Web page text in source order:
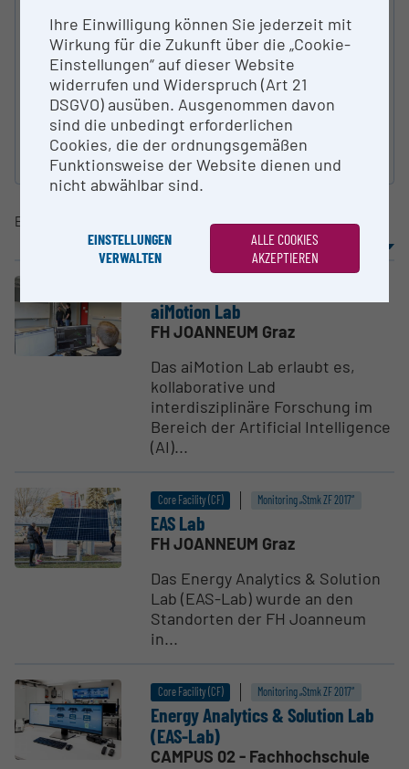
ART DER FORSCHUNGS­INFRASTRUKTUR
KATEGORIE NACH ÖFOS 2012
Suche zurücksetzen
Eintrag
Ergebnisse / Seite
aiMotion Lab
FH JOANNEUM Graz
Das aiMotion Lab erlaubt es,
kollaborative und
interdisziplinäre Forschung im
Bereich der Artificial Intelligence
(AI)...
Core Facility (CF) Monitoring „Stmk ZF 2017“
EAS Lab
FH JOANNEUM Graz
Das Energy Analytics & Solution
Lab (EAS-Lab) wurde an den
Standorten der FH Joanneum
in...
Core Facility (CF) Monitoring „Stmk ZF 2017“
Energy Analytics & Solution Lab
(EAS-Lab)
CAMPUS 02 - Fachhochschule
Ihre Einwilligung können Sie jederzeit mit
Wirkung für die Zukunft über die „Cookie-
Einstellungen“ auf dieser Website
widerrufen und Widerspruch (Art 21
DSGVO) ausüben. Ausgenommen davon
sind die unbedingt erforderlichen
Cookies, die der ordnungsgemäßen
Funktionsweise der Website dienen und
nicht abwählbar sind.
EINSTELLUNGEN
VERWALTEN
ALLE COOKIES
AKZEPTIEREN